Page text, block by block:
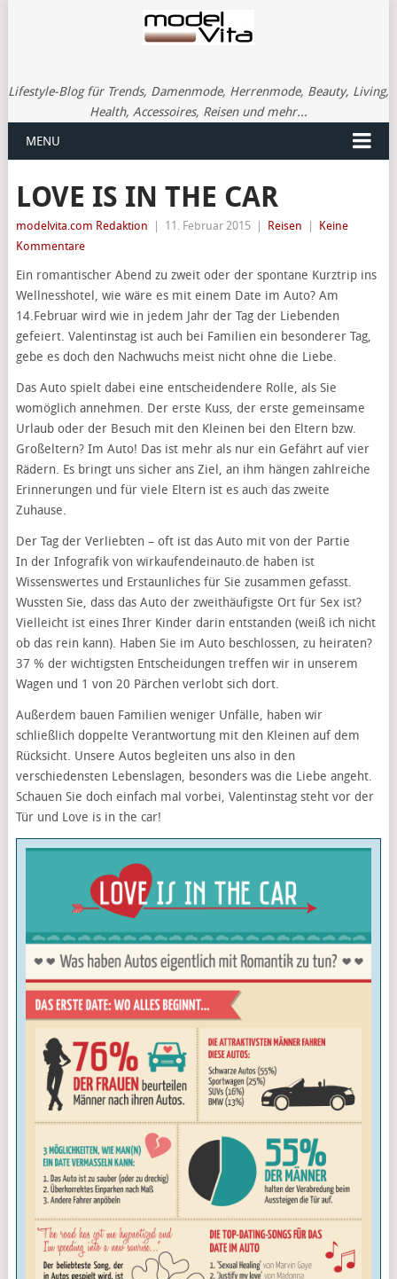
Lifestyle-Blog für Trends, Damenmode, Herrenmode, Beauty, Living,
Health, Accessoires, Reisen und mehr...
MENU
LOVE IS IN THE CAR
modelvita.com Redaktion 11. Februar 2015 Reisen
Keine
Kommentare
Ein romantischer Abend zu zweit oder der spontane Kurztrip ins
Wellnesshotel, wie wäre es mit einem Date im Auto? Am
14.Februar wird wie in jedem Jahr der Tag der Liebenden
gefeiert. Valentinstag ist auch bei Familien ein besonderer Tag,
gebe es doch den Nachwuchs meist nicht ohne die Liebe.
Das Auto spielt dabei eine entscheidendere Rolle, als Sie
womöglich annehmen. Der erste Kuss, der erste gemeinsame
Urlaub oder der Besuch mit den Kleinen bei den Eltern bzw.
Großeltern? Im Auto! Das ist mehr als nur ein Gefährt auf vier
Rädern. Es bringt uns sicher ans Ziel, an ihm hängen zahlreiche
Erinnerungen und für viele Eltern ist es auch das zweite
Zuhause.
Der Tag der Verliebten – oft ist das Auto mit von der Partie
In der Infografik von wirkaufendeinauto.de haben ist
Wissenswertes und Erstaunliches für Sie zusammen gefasst.
Wussten Sie, dass das Auto der zweithäufigste Ort für Sex ist?
Vielleicht ist eines Ihrer Kinder darin entstanden (weiß ich nicht
ob das rein kann). Haben Sie im Auto beschlossen, zu heiraten?
37 % der wichtigsten Entscheidungen treffen wir in unserem
Wagen und 1 von 20 Pärchen verlobt sich dort.
Außerdem bauen Familien weniger Unfälle, haben wir
schließlich doppelte Verantwortung mit den Kleinen auf dem
Rücksicht. Unsere Autos begleiten uns also in den
verschiedensten Lebenslagen, besonders was die Liebe angeht.
Schauen Sie doch einfach mal vorbei, Valentinstag steht vor der
Tür und Love is in the car!